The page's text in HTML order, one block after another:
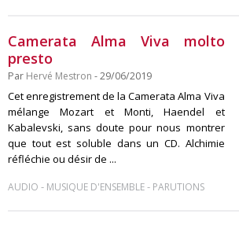
Camerata Alma Viva molto
presto
Par Hervé Mestron - 29/06/2019
Cet enregistrement de la Camerata Alma Viva
mélange Mozart et Monti, Haendel et
Kabalevski, sans doute pour nous montrer
que tout est soluble dans un CD. Alchimie
réfléchie ou désir de ...
AUDIO - MUSIQUE D'ENSEMBLE- PARUTIONS